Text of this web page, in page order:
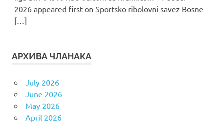
2026 appeared first on Sportsko ribolovni savez Bosne
[…]
АРХИВА ЧЛАНАКА
July 2026
June 2026
May 2026
April 2026